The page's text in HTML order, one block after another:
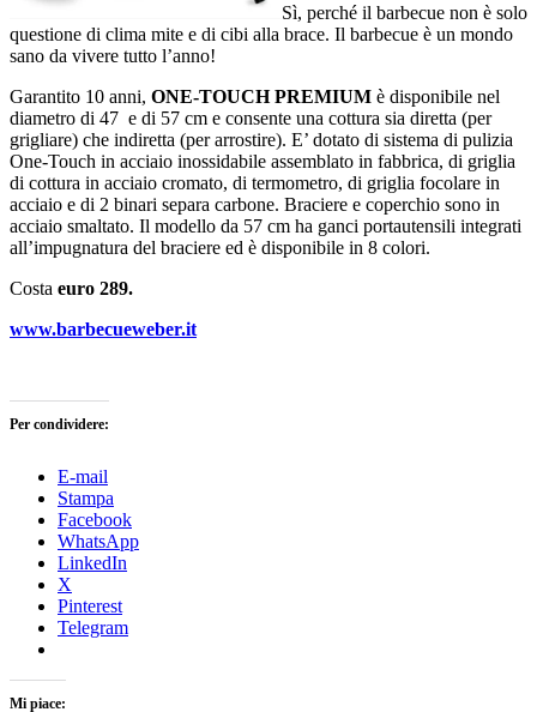
Sì, perché il barbecue non è solo
questione di clima mite e di cibi alla brace. Il barbecue è un mondo
sano da vivere tutto l’anno!
Garantito 10 anni, ONE-TOUCH PREMIUM è disponibile nel
diametro di 47 e di 57 cm e consente una cottura sia diretta (per
grigliare) che indiretta (per arrostire). E’ dotato di sistema di pulizia
One-Touch in acciaio inossidabile assemblato in fabbrica, di griglia
di cottura in acciaio cromato, di termometro, di griglia focolare in
acciaio e di 2 binari separa carbone. Braciere e coperchio sono in
acciaio smaltato. Il modello da 57 cm ha ganci portautensili integrati
all’impugnatura del braciere ed è disponibile in 8 colori.
Costa euro 289.
www.barbecueweber.it
Per condividere:
E-mail
Stampa
Facebook
WhatsApp
LinkedIn
X
Pinterest
Telegram
Mi piace: